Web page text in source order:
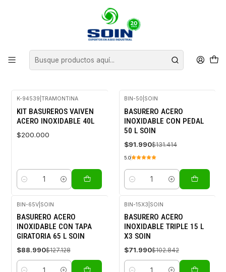
BASUREROS DE ACERO
BASUREROS DE ACERO
FILTROS
K-94539 TRAMONTINA
KIT BASUREROS VAIVEN
ACERO INOXIDABLE 40L
$200.000
Cantidad
-30%
OFF
BIN-50 SOIN
BASURERO ACERO
INOXIDABLE CON PEDAL
50 L SOIN
$91.990$131.414
5.0
Cantidad
-30%
OFF
BIN-65V| SOIN
BASURERO ACERO
INOXIDABLE CON TAPA
GIRATORIA 65 L SOIN
$88.990$127.128
-30%
OFF
BIN-15X3 SOIN
BASURERO ACERO
INOXIDABLE TRIPLE 15 L
X3 SOIN
$71.990$102.842